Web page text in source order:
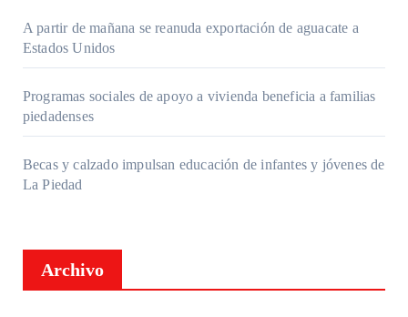
A partir de mañana se reanuda exportación de aguacate a
Estados Unidos
Programas sociales de apoyo a vivienda beneficia a familias
piedadenses
Becas y calzado impulsan educación de infantes y jóvenes de
La Piedad
Archivo